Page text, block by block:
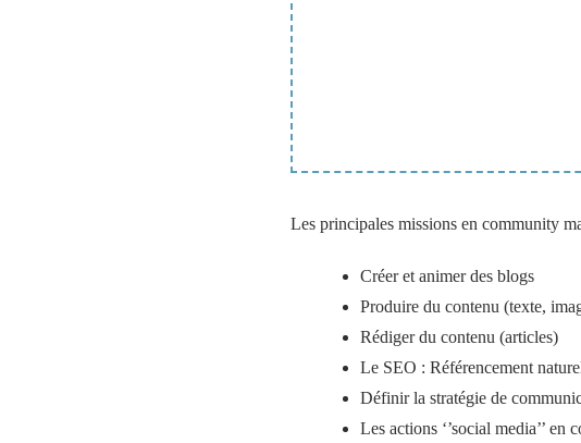
Les principales missions en community
Créer et animer des blogs
Produire du contenu (texte,
Rédiger du contenu (articles)
Le SEO : Référencement
Définir la stratégie de
Les actions ‘’social media’’ en